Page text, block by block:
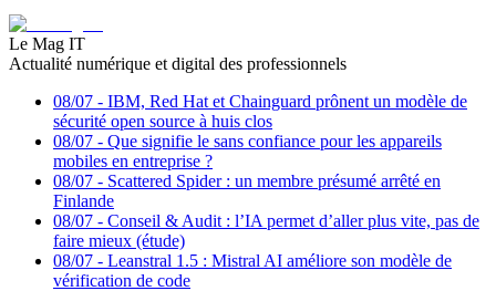
Le Mag IT
Actualité numérique et digital des professionnels
08/07 - IBM, Red Hat et Chainguard prônent un modèle de
sécurité open source à huis clos
08/07 - Que signifie le sans confiance pour les appareils
mobiles en entreprise ?
08/07 - Scattered Spider : un membre présumé arrêté en
Finlande
08/07 - Conseil & Audit : l’IA permet d’aller plus vite, pas de
faire mieux (étude)
08/07 - Leanstral 1.5 : Mistral AI améliore son modèle de
vérification de code